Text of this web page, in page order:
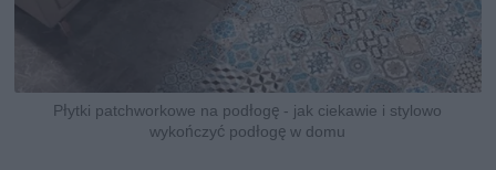
Płytki patchworkowe na podłogę - jak ciekawie i stylowo
wykończyć podłogę w domu